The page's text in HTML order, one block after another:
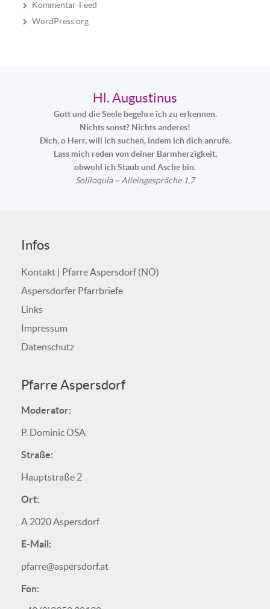
Kommentar-Feed
WordPress.org
Hl. Augustinus
Gott und die Seele begehre ich zu erkennen.
Nichts sonst? Nichts anderes!
Dich, o Herr, will ich suchen, indem ich dich anrufe.
Lass mich reden von deiner Barmherzigkeit,
obwohl ich Staub und Asche bin.
Soliloquia – Alleingespräche 1,7
Infos
Kontakt | Pfarre Aspersdorf (NÖ)
Aspersdorfer Pfarrbriefe
Links
Impressum
Datenschutz
Pfarre Aspersdorf
Moderator:
P. Dominic OSA
Straße:
Hauptstraße 2
Ort:
A 2020 Aspersdorf
E-Mail:
pfarre@aspersdorf.at
Fon: